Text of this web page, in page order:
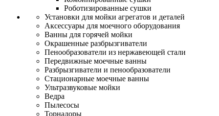
Роботизированные сушки
Установки для мойки агрегатов и деталей
Аксессуары для моечного оборудования
Ванны для горячей мойки
Окрашенные разбрызгиватели
Пенообразователи из нержавеющей стали
Передвижные моечные ванны
Разбрызгиватели и пенообразователи
Стационарные моечные ванны
Ультразвуковые мойки
Ведра
Пылесосы
Торнадоры